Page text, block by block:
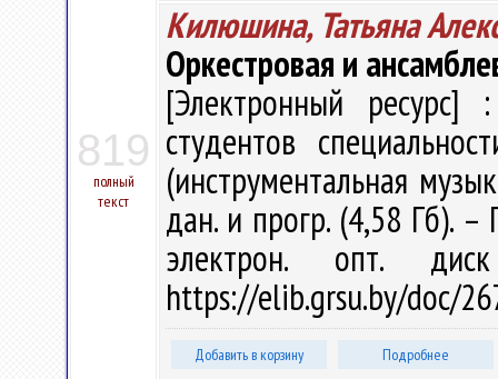
819
полный
текст
Килюшина, Татьяна
Оркестровая и
[Электронный ресурс]
студентов
(инструментальная
дан. и прогр. (4,58 Гб).
электрон. опт.
https://elib.grsu.by/doc/
Добавить в корзину Подробнее